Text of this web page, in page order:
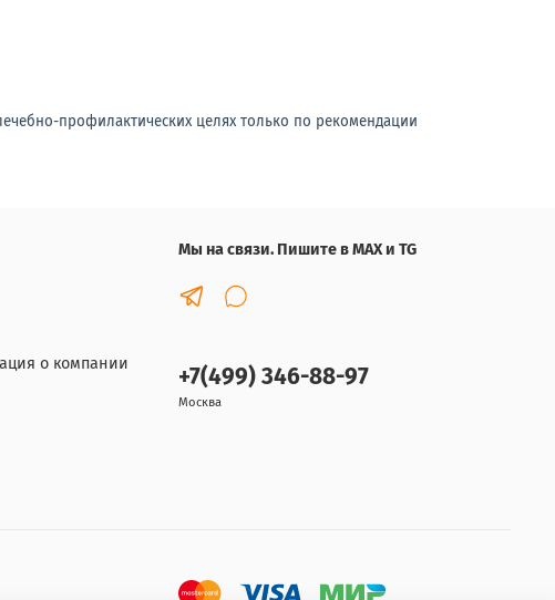
профилактических целях только по рекомендации
о компании
Мы на связи. Пишите в MAX и TG
+7(499) 346-88-97
Москва